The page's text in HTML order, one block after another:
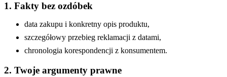
1. Fakty bez ozdóbek
data zakupu i konkretny opis produktu,
szczegółowy przebieg reklamacji z datami,
chronologia korespondencji z konsumentem.
2. Twoje argumenty prawne